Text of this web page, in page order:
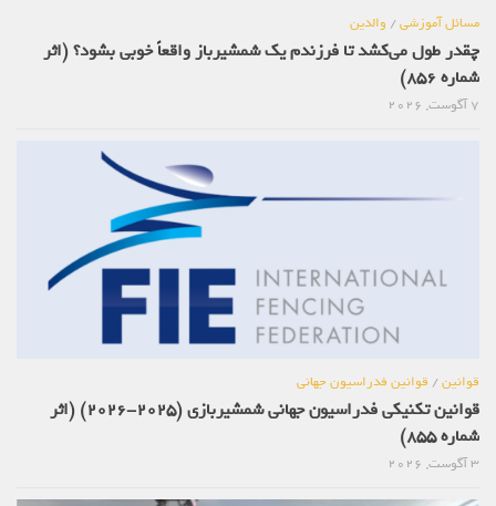
مسائل آموزشی/ والدین
چقدر طول می‌کشد تا فرزندم یک شمشیرباز واقعاً خوبی بشود؟ (اثر
شماره 856)
7 آگوست, 2026
قوانین/ قوانین فدراسیون جهانی
قوانین تکنیکی فدراسیون جهانی شمشیربازی (2025-2026) (اثر
شماره 855)
3 آگوست, 2026